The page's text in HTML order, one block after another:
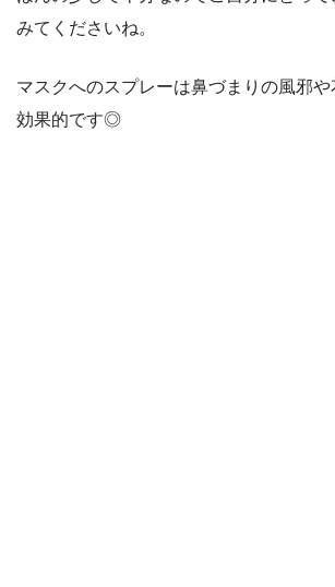
みてくださいね。
マスクへのスプレーは鼻づまりの風邪
効果的です◎